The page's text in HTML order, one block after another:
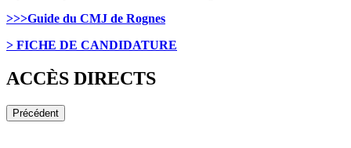
>>>Guide du CMJ de Rognes
> FICHE DE CANDIDATURE
ACCÈS DIRECTS
Précédent